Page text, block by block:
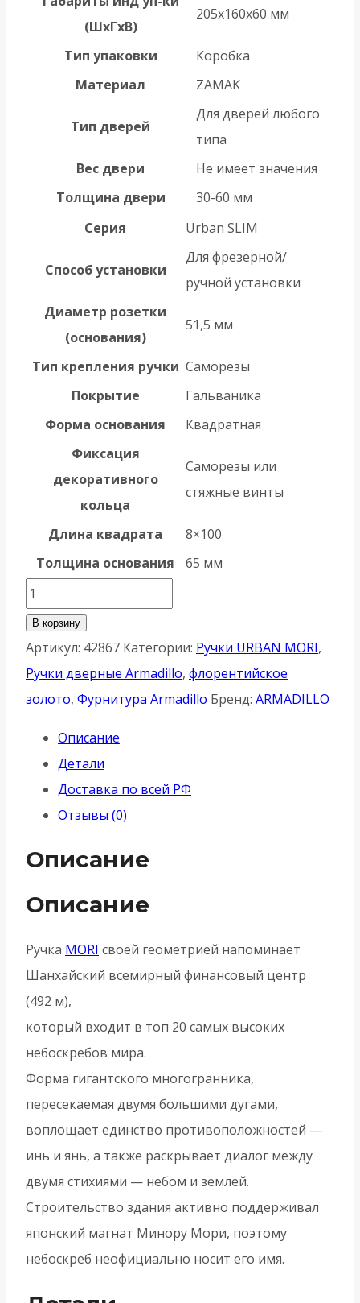
(ШхГхВ)
205x160x60 мм
Тип упаковки
Коробка
Материал
ZAMAK
Тип дверей
Для дверей любого
типа
Вес двери
Не имеет значения
Толщина двери
30-60 мм
Серия
Urban SLIM
Способ установки
Для фрезерной/
ручной установки
Диаметр розетки
(основания)
51,5 мм
Тип крепления ручки Саморезы
Покрытие
Гальваника
Форма основания
Квадратная
Фиксация
декоративного
кольца
Саморезы или
стяжные винты
Длина квадрата
8×100
Толщина основания
65 мм
Количество
товара
Ручка
Armadillo
(Армадилло)
MORI
USS
FSG-
золото
В корзину
Артикул: 42867 Категории: Ручки URBAN MORI,
Ручки дверные Armadillo, флорентийское
золото, Фурнитура Armadillo Бренд: ARMADILLO
Описание
Детали
Доставка по всей РФ
Отзывы (0)
Описание
Описание
Ручка MORI своей геометрией напоминает
Шанхайский всемирный финансовый центр
(492 м),
который входит в топ 20 самых высоких
небоскребов мира.
Форма гигантского многогранника,
пересекаемая двумя большими дугами,
воплощает единство противоположностей —
инь и янь, а также раскрывает диалог между
двумя стихиями — небом и землей.
Строительство здания активно поддерживал
японский магнат Минору Мори, поэтому
небоскреб неофициально носит его имя.